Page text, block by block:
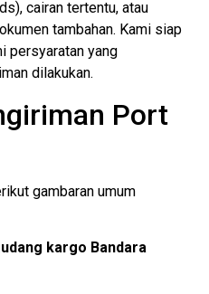
cairan tertentu, atau
tambahan. Kami siap
persyaratan yang
dilakukan.
Port
gambaran umum
kargo Bandara